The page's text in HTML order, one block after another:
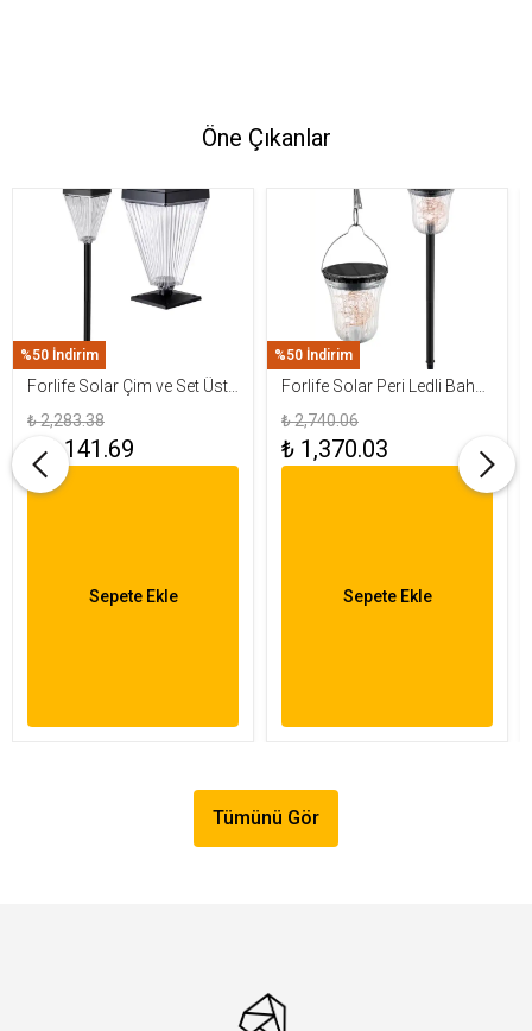
Öne Çıkanlar
%50 İndirim
Forlife Solar Çim ve Set Üstü
Armatür 15W FL-3283
₺ 2,283.38
₺ 1,141.69
Sepete Ekle
%50 İndirim
Forlife Solar Peri Ledli Bahçe
Aydınlatma Armatürü FL-
3284
₺ 2,740.06
₺ 1,370.03
Sepete Ekle
Tümünü Gör